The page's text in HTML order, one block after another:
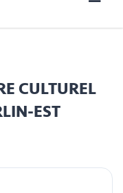
CULTUREL
EST